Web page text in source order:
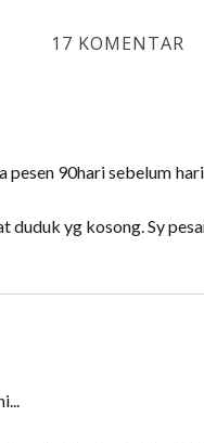
17 KOMENTAR
pesen 90hari sebelum
yg kosong. Sy